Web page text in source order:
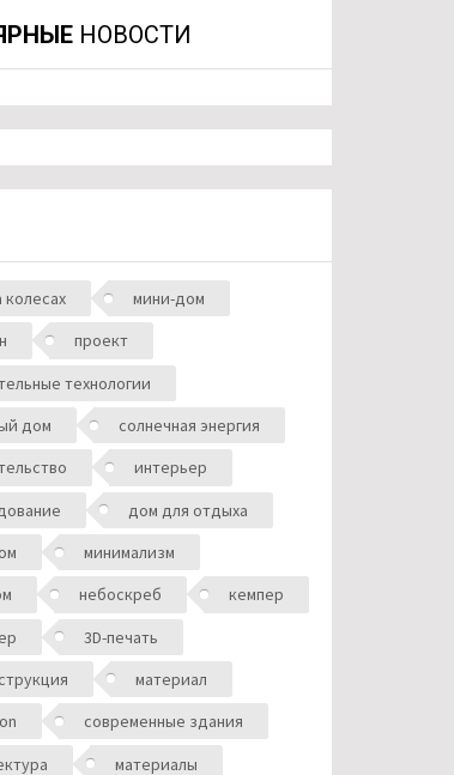
НОВОСТИ
колесах
мини-дом
проект
технологии
дом
солнечная энергия
интерьер
дом для отдыха
минимализм
небоскреб
кемпер
3D-печать
материал
современные здания
материалы